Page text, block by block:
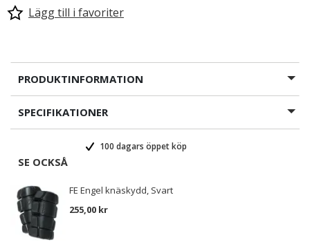
Lägg till i favoriter
PRODUKTINFORMATION
SPECIFIKATIONER
100 dagars öppet köp
SE OCKSÅ
FE Engel knäskydd, Svart
255,00 kr